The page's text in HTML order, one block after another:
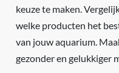
keuze te maken.
welke producten het
van jouw aquarium.
gezonder en gelukkiger